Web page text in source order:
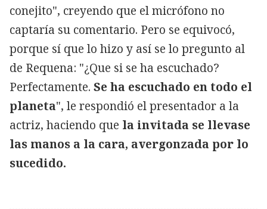
conejito", creyendo que el micrófono no
captaría su comentario. Pero se equivocó,
porque sí que lo hizo y así se lo pregunto al
de Requena: "¿Que si se ha escuchado?
Perfectamente. Se ha escuchado en todo el
planeta", le respondió el presentador a la
actriz, haciendo que la invitada se llevase
las manos a la cara, avergonzada por lo
sucedido.